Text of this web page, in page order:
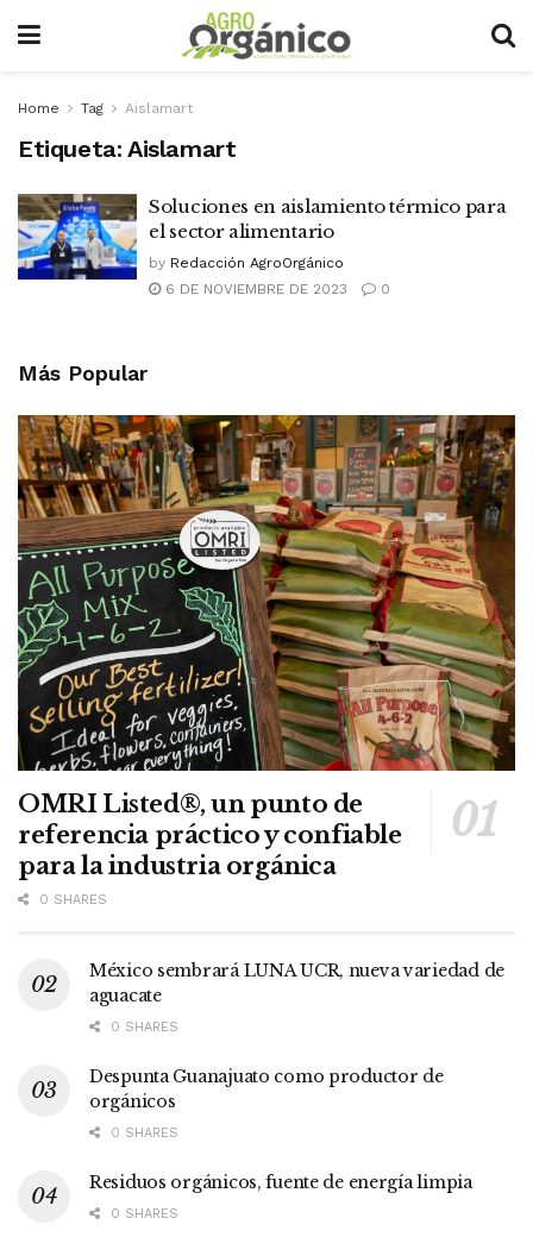
Home Tag Aislamart
Etiqueta: Aislamart
Soluciones en aislamiento térmico para
el sector alimentario
by Redacción AgroOrgánico
6 DE NOVIEMBRE DE 2023
0
Más Popular
OMRI Listed®, un punto de
referencia práctico y confiable
para la industria orgánica
0 SHARES
México sembrará LUNA UCR, nueva variedad de
aguacate
0 SHARES
Despunta Guanajuato como productor de
orgánicos
0 SHARES
Residuos orgánicos, fuente de energía limpia
0 SHARES